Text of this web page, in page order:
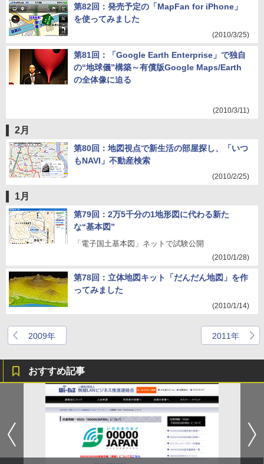
第82回：発売予定の「MapFan for iPhone」
を使ってみました
(2010/3/25)
第81回：「Google Earth Enterprise」で独自
の“地球儀”構築～有償版Google Maps/Earth
の全体像に迫る
(2010/3/11)
2月
第80回：地図視点で新生活の部屋探し、「いつ
もNAVI」不動産検索
(2010/2/25)
1月
第79回：2万5千分の1地形図に代わる新た
な“基本図”
「電子国土基本図」ネットで試験公開
(2010/1/28)
第78回：立体地図キット「だんだん地図」を作
ってみました
(2010/1/14)
2009年 2011年
おすすめ記事